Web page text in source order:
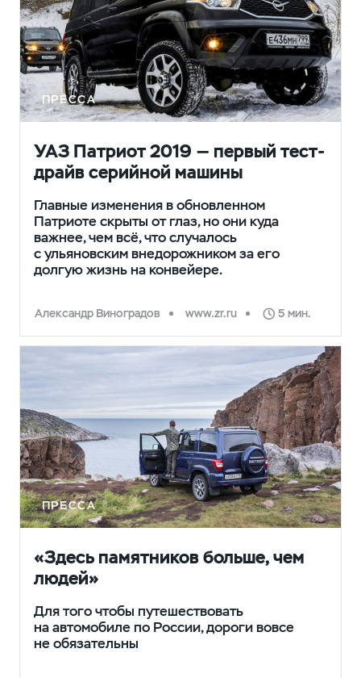
ПРЕССА
УАЗ Патриот 2019 — первый тест-
драйв серийной машины
Главные изменения в обновленном
Патриоте скрыты от глаз, но они куда
важнее, чем всё, что случалось
с ульяновским внедорожником за его
долгую жизнь на конвейере.
Александр Виноградов www.zr.ru 5 мин.
ПРЕССА
«Здесь памятников больше, чем
людей»
Для того чтобы путешествовать
на автомобиле по России, дороги вовсе
не обязательны